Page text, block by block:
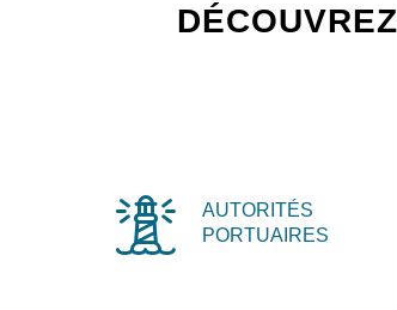
AUTORITÉS
PORTUAIRES